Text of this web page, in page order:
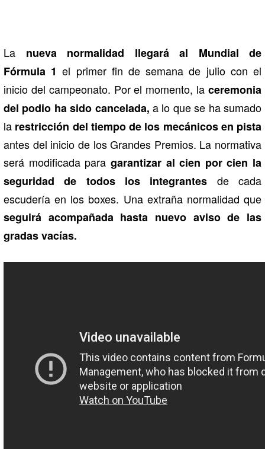
La nueva normalidad llegará al Mundial de
Fórmula 1 el primer fin de semana de julio con el
inicio del campeonato. Por el momento, la ceremonia
del podio ha sido cancelada, a lo que se ha sumado
la restricción del tiempo de los mecánicos en pista
antes del inicio de los Grandes Premios. La normativa
será modificada para garantizar al cien por cien la
seguridad de todos los integrantes de cada
escudería en los boxes. Una extraña normalidad que
seguirá acompañada hasta nuevo aviso de las
gradas vacías.